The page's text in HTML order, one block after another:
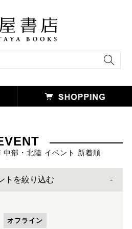
部・北陸 イベント 新着順
トを絞り込む
オフライン